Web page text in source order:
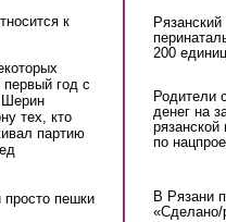
к
год с
Шерин
тех, кто
партию
пешки
200
Родители
денег на
по
В Рязани